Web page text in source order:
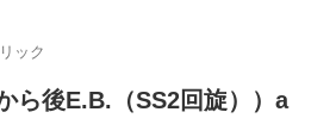
ック
ら後E.B.（SS2回旋））a